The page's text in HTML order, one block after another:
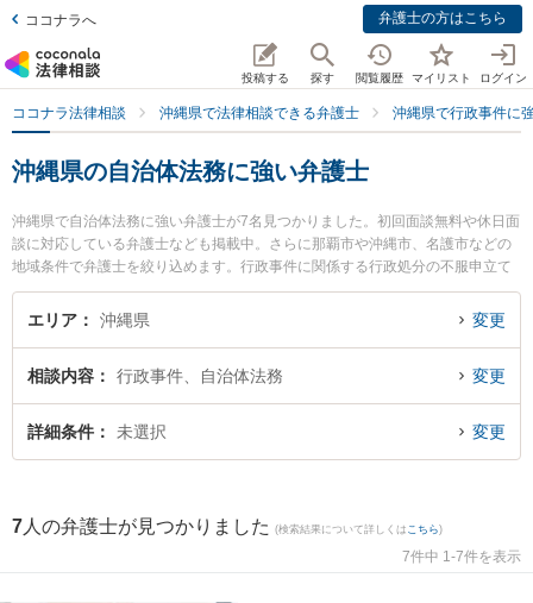
ココナラへ 弁護士の方はこちら
投稿する 探す 閲覧履歴 マイリスト ログイン
ココナラ法律相談 沖縄県で法律相談できる弁護士 沖縄県で行政事件に
沖縄県の自治体法務に強い弁護士
沖縄県で自治体法務に強い弁護士が7名見つかりました。初回面談無料や休日面
談に対応している弁護士なども掲載中。さらに那覇市や沖縄市、名護市などの
地域条件で弁護士を絞り込めます。行政事件に関係する行政処分の不服申立て
や住民訴訟、抗告訴訟（処分取り消し等）等の細かな分野での絞り込み検索も
でき便利です。特に弁護士法人ACLOGOSの真栄里 嘉邦弁護士や弁護士法人AC
に発生した自治体法務のトラブルを今すぐに弁護士に相談したい』『自治体法
務のトラブル解決の実績豊富な近くの弁護士を検索したい』『初回相談無料で
自治体法務を法律相談できる沖縄県内の弁護士に相談予約したい』などでお困
エリア 沖縄県 変更
相談内容 行政事件、自治体法務 変更
詳細条件 未選択 変更
7 人の弁護士が見つかりました (検索結果について詳しくは こちら)
7件中 1-7件を表示